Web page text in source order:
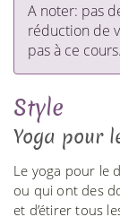
A noter: pas
réduction de
pas à ce cours.
Style
Yoga pour
Le yoga pour le
ou qui ont des
et d’étirer tous